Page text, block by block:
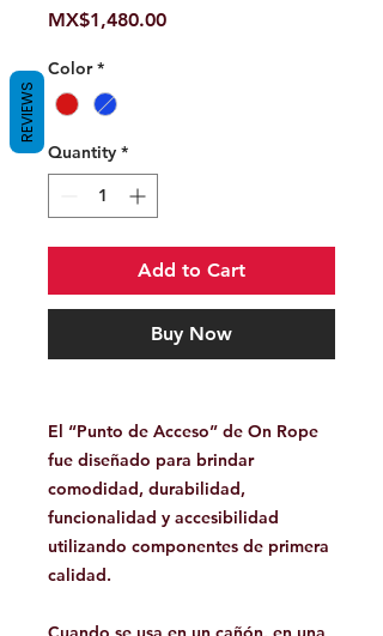
MX$1,480.00Price
Color *
Quantity *
Add to Cart
Buy Now
El “Punto de Acceso” de On Rope
fue diseñado para brindar
comodidad, durabilidad,
funcionalidad y accesibilidad
utilizando componentes de primera
calidad.
REVIEWS